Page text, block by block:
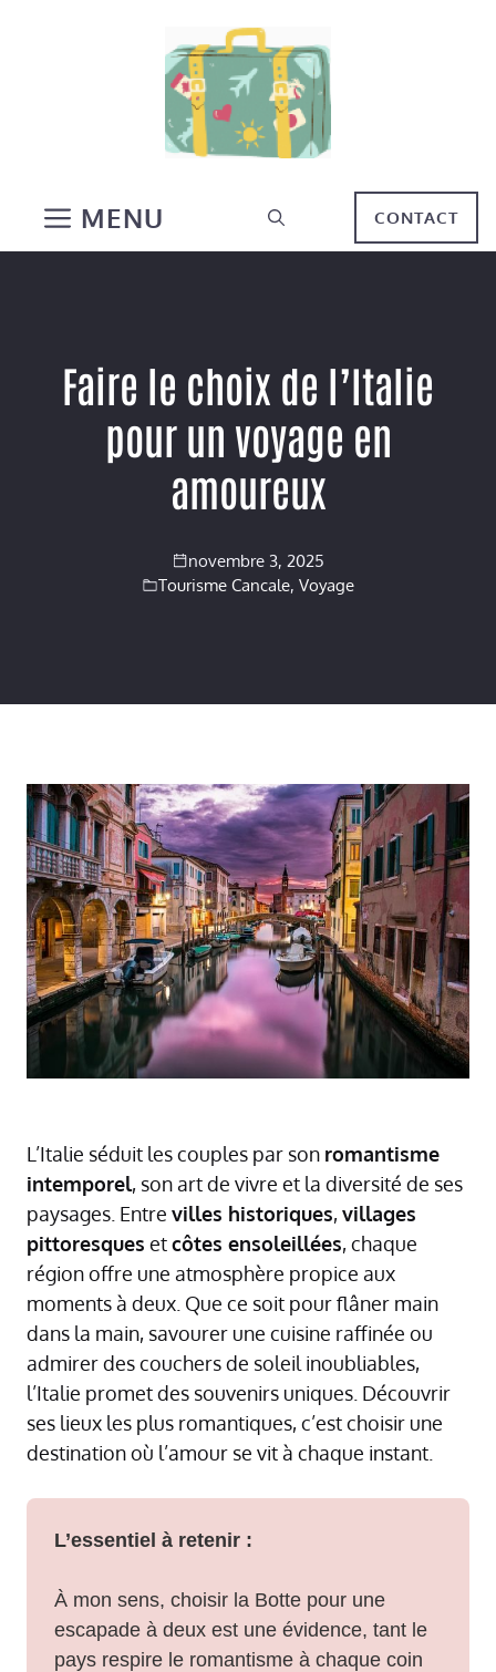
MENU CONTACT
Faire le choix de l’Italie
pour un voyage en
amoureux
novembre 3, 2025
Tourisme Cancale, Voyage
L’Italie séduit les couples par son romantisme
intemporel, son art de vivre et la diversité de ses
paysages. Entre villes historiques,villages
pittoresques etcôtes ensoleillées, chaque
région offre une atmosphère propice aux
moments à deux. Que ce soit pour flâner main
dans la main, savourer une cuisine raffinée ou
admirer des couchers de soleil inoubliables,
l’Italie promet des souvenirs uniques. Découvrir
ses lieux les plus romantiques, c’est choisir une
destination où l’amour se vit à chaque instant.
L’essentiel à retenir :
À mon sens, choisir la Botte pour une
escapade à deux est une évidence, tant le
pays respire le romantisme à chaque coin